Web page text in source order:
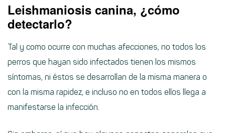
Leishmaniosis canina, ¿cómo
detectarlo?
Tal y como ocurre con muchas afecciones, no todos los
perros que hayan sido infectados tienen los mismos
síntomas, ni éstos se desarrollan de la misma manera o
con la misma rapidez, e incluso no en todos ellos llega a
manifestarse la infección.